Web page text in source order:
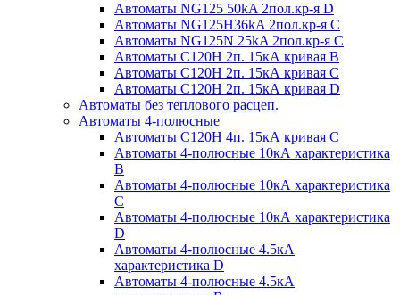
Автоматы NG125 50kA 2пол.кр-я D
Автоматы NG125H36kA 2пол.кр-я C
Автоматы NG125N 25kA 2пол.кр-я C
Автоматы С120H 2п. 15кА кривая B
Автоматы С120H 2п. 15кА кривая C
Автоматы С120H 2п. 15кА кривая D
Автоматы без теплового расцеп.
Автоматы 4-полюсные
Автоматы С120H 4п. 15кА кривая C
Автоматы 4-полюсные 10кА характеристика
B
Автоматы 4-полюсные 10кА характеристика
C
Автоматы 4-полюсные 10кА характеристика
D
Автоматы 4-полюсные 4.5кА
характеристика D
Автоматы 4-полюсные 4.5кА